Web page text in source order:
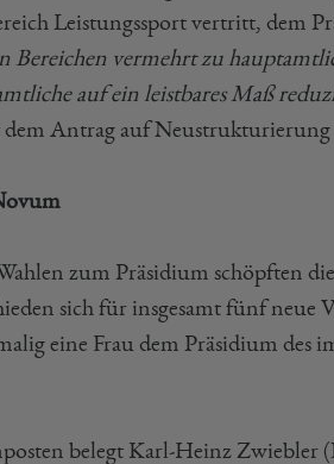
Leistungssport vertritt, dem
Bereichen vermehrt zu
auf ein leistbares Maß
Antrag auf Neustrukturierung
zum Präsidium schöpften
sich für insgesamt fünf neue
eine Frau dem Präsidium des
belegt Karl-Heinz Zwiebler